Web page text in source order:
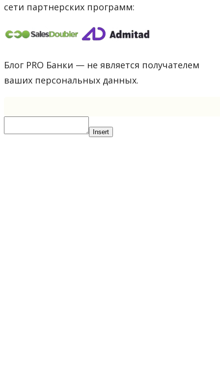
сети партнерских программ:
Блог PRO Банки — не является получателем
ваших персональных данных.
Insert